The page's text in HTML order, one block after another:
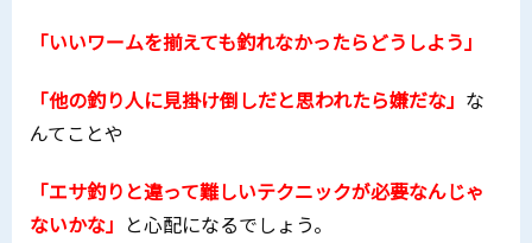
「いいワームを揃えても釣れなかったらどうしよう」
「他の釣り人に見掛け倒しだと思われたら嫌だな」 な
んてことや
「エサ釣りと違って難しいテクニックが必要なんじゃ
ないかな」 と心配になるでしょう。